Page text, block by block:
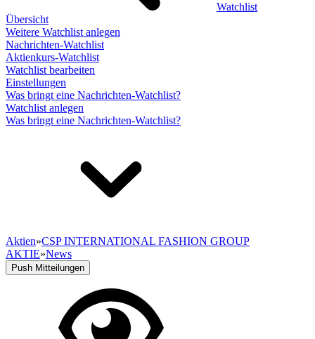
Watchlist
Übersicht
Weitere Watchlist anlegen
Nachrichten-Watchlist
Aktienkurs-Watchlist
Watchlist bearbeiten
Einstellungen
Was bringt eine Nachrichten-Watchlist?
Watchlist anlegen
Was bringt eine Nachrichten-Watchlist?
Aktien»CSP INTERNATIONAL FASHION GROUP
AKTIE»News
Push Mitteilungen